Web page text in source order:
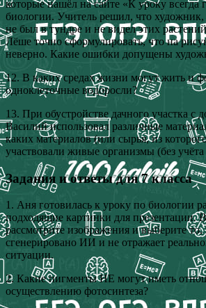
которые нашёл на сайте «К уроку всегда
биологии. Учитель решил, что
не был в тундре и не видел этих
Лёше точно сформулировать, что на
неверно. Какие ошибки допущены
12. В каких средах жизни могут жить и
одноклеточные водоросли?
13. При обустройстве дачного участка с
Василий использовал различные
каких материалов (или сырья, из
участвовали живые организмы (без учёта
Задания и ответы для 7 класса
1. Аня готовилась к уроку по биологии
подходящие картинки для презентации.
рассмотрите изображения и выберите то,
сгенерировано ИИ и не отражает
ситуации.
2. Какие пигменты НЕ могут иметь
осуществлению фотосинтеза?